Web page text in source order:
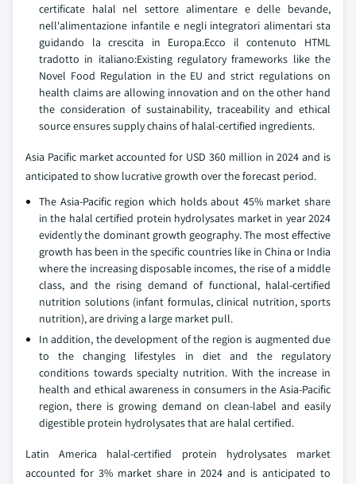
certificate halal nel settore alimentare e delle bevande,
nell'alimentazione infantile e negli integratori alimentari sta
guidando la crescita in Europa.Ecco il contenuto HTML
tradotto in italiano:Existing regulatory frameworks like the
Novel Food Regulation in the EU and strict regulations on
health claims are allowing innovation and on the other hand
the consideration of sustainability, traceability and ethical
source ensures supply chains of halal-certified ingredients.
Asia Pacific market accounted for USD 360 million in 2024 and is
anticipated to show lucrative growth over the forecast period.
The Asia-Pacific region which holds about 45% market share
in the halal certified protein hydrolysates market in year 2024
evidently the dominant growth geography. The most effective
growth has been in the specific countries like in China or India
where the increasing disposable incomes, the rise of a middle
class, and the rising demand of functional, halal-certified
nutrition solutions (infant formulas, clinical nutrition, sports
nutrition), are driving a large market pull.
In addition, the development of the region is augmented due
to the changing lifestyles in diet and the regulatory
conditions towards specialty nutrition. With the increase in
health and ethical awareness in consumers in the Asia-Pacific
region, there is growing demand on clean-label and easily
digestible protein hydrolysates that are halal certified.
Latin America halal-certified protein hydrolysates market
accounted for 3% market share in 2024 and is anticipated to